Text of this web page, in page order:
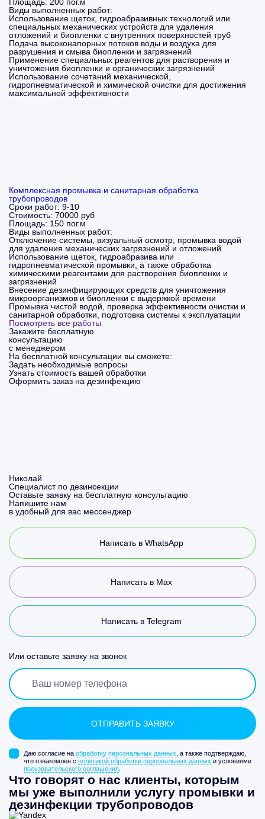
Виды выполненных работ:
Использование щеток, гидроабразивных технологий или
специальных механических устройств для удаления
отложений и биопленки с внутренних поверхностей труб
Подача высоконапорных потоков воды и воздуха для
разрушения и смыва биопленки и загрязнений
Применение специальных реагентов для растворения и
уничтожения биопленки и органических загрязнений
Использование сочетаний механической,
гидропневматической и химической очистки для достижения
максимальной эффективности
Комплексная промывка и санитарная обработка
трубопроводов
Сроки работ: 9-10
Стоимость: 70000 руб
Площадь: 150 пог.м
Виды выполненных работ:
Отключение системы, визуальный осмотр, промывка водой
для удаления механических загрязнений и отложений
Использование щеток, гидроабразива или
гидропневматической промывки, а также обработка
химическими реагентами для растворения биопленки и
загрязнений
Внесение дезинфицирующих средств для уничтожения
микроорганизмов и биопленки с выдержкой времени
Промывка чистой водой, проверка эффективности очистки и
санитарной обработки, подготовка системы к эксплуатации
Посмотреть все работы
Закажите бесплатную
консультацию
с менеджером
На бесплатной консультации вы сможете:
Задать необходимые вопросы
Узнать стоимость вашей обработки
Оформить заказ на дезинфекцию
Николай
Специалист по дезинсекции
Оставьте заявку на бесплатную консультацию
Напишите нам
в удобный для вас мессенджер
Написать в WhatsApp
Написать в Max
Написать в Telegram
Или оставьте заявку на звонок
Даю согласие на обработку персональных данных , а также подтверждаю,
что ознакомлен с политикой обработки персональных данных и условиями
пользовательского соглашения
Что говорят о нас клиенты, которым
мы уже выполнили услугу промывки и
дезинфекции трубопроводов